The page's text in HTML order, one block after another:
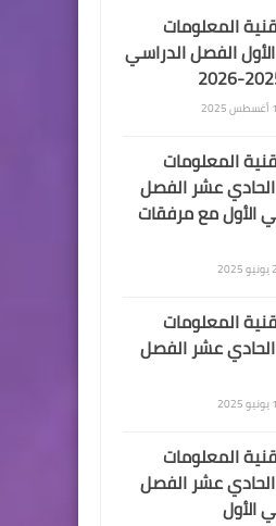
المعلومات
الفصل الدراسي
المعلومات
عشر الفصل
الأول مع مرفقات
المعلومات
عشر الفصل
المعلومات
عشر الفصل
الأول